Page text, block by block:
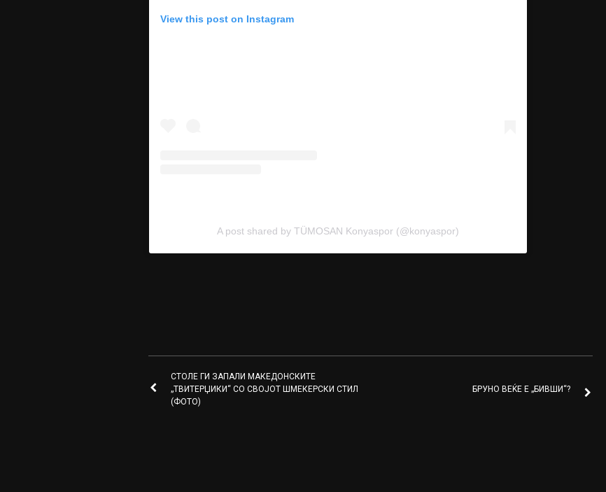
View this post on Instagram
A post shared by TÜMOSAN Konyaspor (@konyaspor)
СТОЛЕ ГИ ЗАПАЛИ МАКЕДОНСКИТЕ
„ТВИТЕРЏИКИ“ СО СВОЈОТ ШМЕКЕРСКИ СТИЛ
(ФОТО)
БРУНО ВЕЌЕ Е „БИВШИ“?